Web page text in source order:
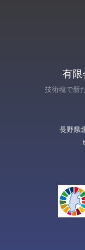
有
技術魂で新
長野県